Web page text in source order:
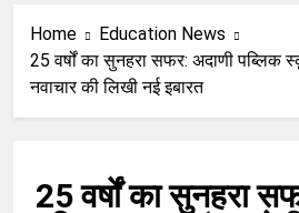
Home
Education News
25 वर्षों का सुनहरा सफर: अदाणी पब्लिक
नवाचार की लिखी नई इबारत
25 वर्षों का सुनहरा